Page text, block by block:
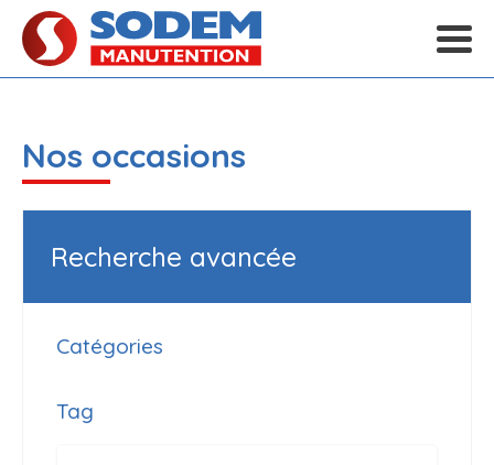
Nos occasions
Recherche avancée
Catégories
Tag